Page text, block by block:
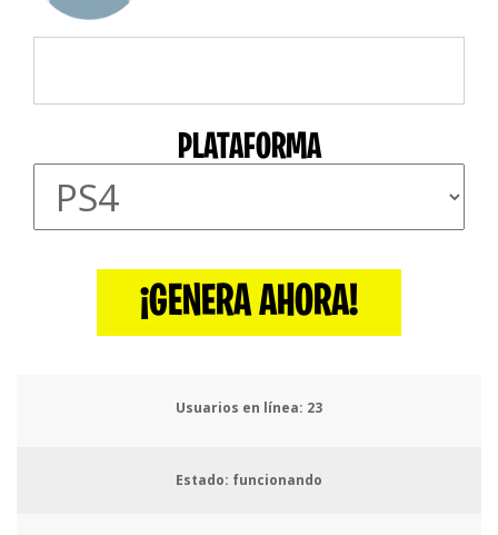
PLATAFORMA
¡GENERA AHORA!
Usuarios en línea: 26
Estado: funcionando